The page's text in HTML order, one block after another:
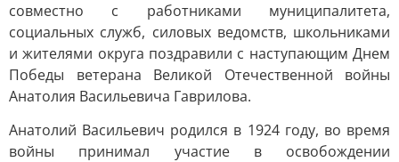
совместно с работниками муниципалитета,
социальных служб, силовых ведомств, школьниками
и жителями округа поздравили с наступающим Днем
Победы ветерана Великой Отечественной войны
Анатолия Васильевича Гаврилова.
Анатолий Васильевич родился в 1924 году, во время
войны принимал участие в освобождении